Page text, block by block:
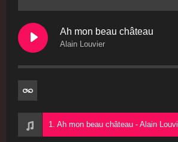
Ah mon beau château
Alain Louvier
1. Ah mon beau château - Alain